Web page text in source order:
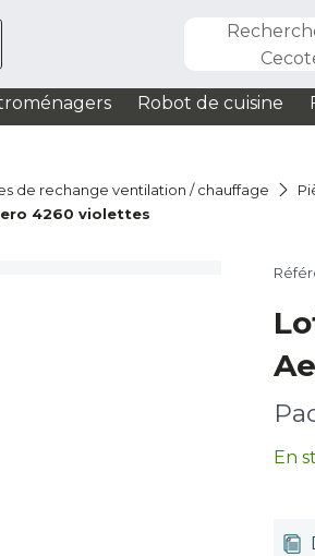
Robot de cuisine
de rechange ventilation / chauffage
4260 violettes
En